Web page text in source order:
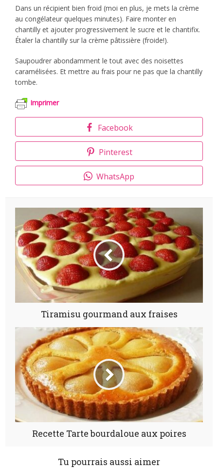
Dans un récipient bien froid (moi en plus, je mets la crème
au congélateur quelques minutes). Faire monter en
chantilly et ajouter progressivement le sucre et le chantifix.
Étaler la chantilly sur la crème pâtissière (froide!).
Saupoudrer abondamment le tout avec des noisettes
caramélisées. Et mettre au frais pour ne pas que la chantilly
tombe.
Imprimer
Facebook
Pinterest
WhatsApp
Tiramisu gourmand aux fraises
Recette Tarte bourdaloue aux poires
Tu pourrais aussi aimer